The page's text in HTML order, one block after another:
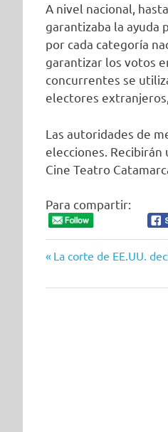
A nivel nacional,
garantizaba la
por cada categoría
garantizar los votos
concurrentes se
electores
Las autoridades de
elecciones. Recibirán
Cine Teatro
Para compartir:
Navegación
de
Entrada
La corte de EE.UU.